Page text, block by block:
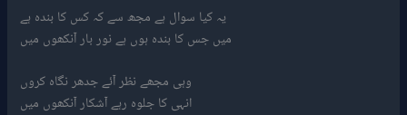
یہ کیا سوال ہے مجھ سے کہ کس کا بندہ ہے
میں جس کا بندہ ہوں ہے نور بار آنکھوں میں
وہی مجھے نظر آئے جدھر نگاہ کروں
انہی کا جلوہ رہے آشکار آنکھوں میں